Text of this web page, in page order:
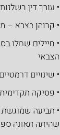
• עורך דין
• קרוהן בצבא
• חיילים שחלו
הצבאי
• שינויים
• פסיקה
• תביעה שמוגשת
שהיתה תאונה